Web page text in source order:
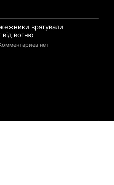
врятували
вогню
нет